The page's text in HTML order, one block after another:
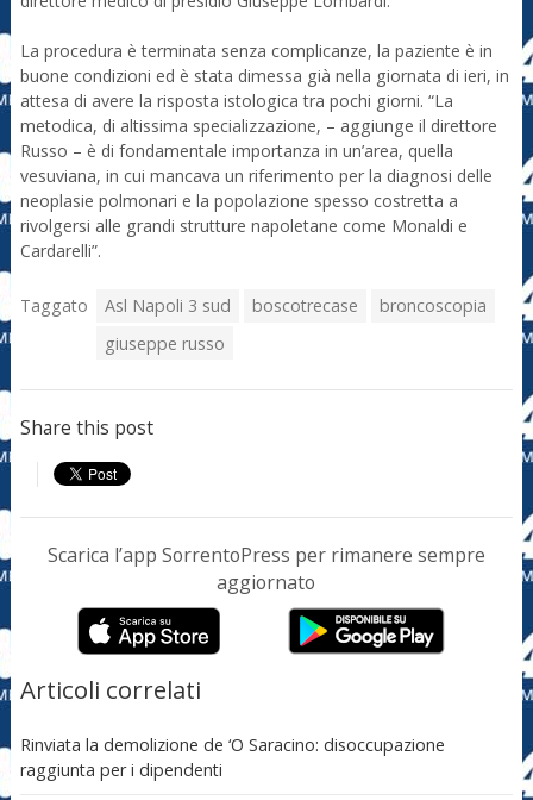
La procedura è terminata senza complicanze, la paziente è in
buone condizioni ed è stata dimessa già nella giornata di ieri, in
attesa di avere la risposta istologica tra pochi giorni. “La
metodica, di altissima specializzazione, – aggiunge il direttore
Russo – è di fondamentale importanza in un’area, quella
vesuviana, in cui mancava un riferimento per la diagnosi delle
neoplasie polmonari e la popolazione spesso costretta a
rivolgersi alle grandi strutture napoletane come Monaldi e
Cardarelli”.
Taggato Asl Napoli 3 sud boscotrecase
broncoscopia
giuseppe russo
Share this post
Scarica l’app SorrentoPress per rimanere sempre
aggiornato
Articoli correlati
Rinviata la demolizione de ‘O Saracino: disoccupazione
raggiunta per i dipendenti